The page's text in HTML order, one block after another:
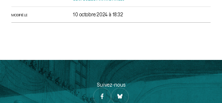
MODIFIÉ LE 10 octobre 2024 à 18:32
Suivez-nous